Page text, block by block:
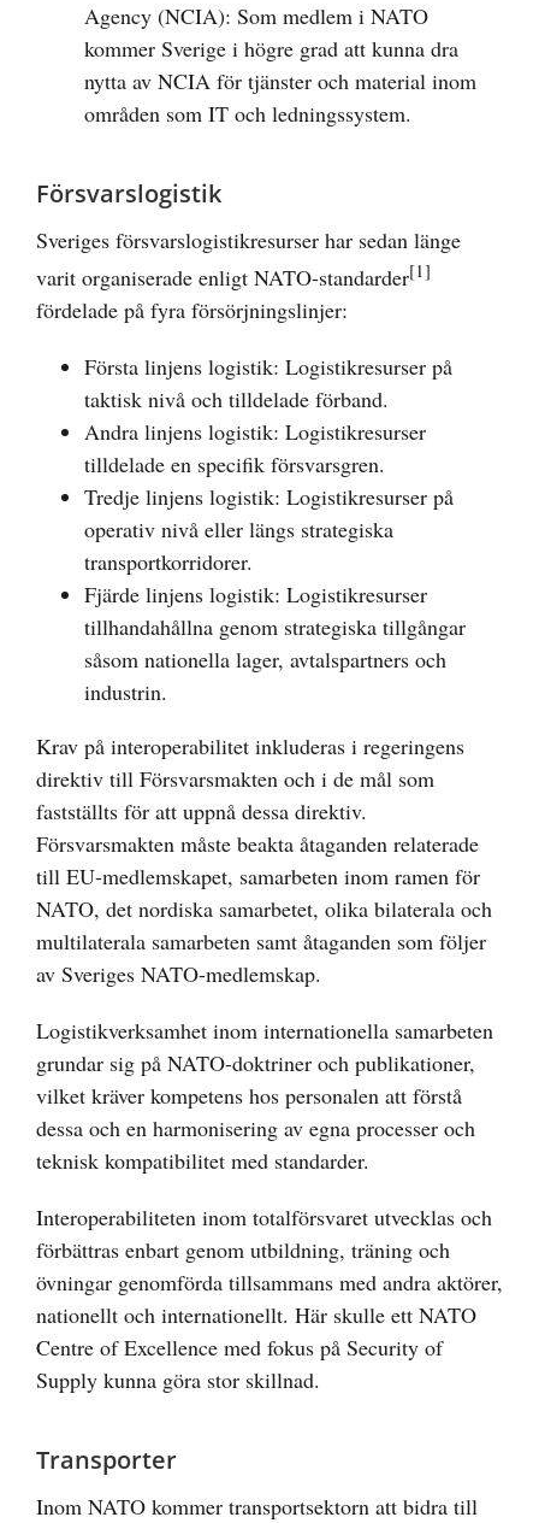
Agency (NCIA): Som medlem i NATO
kommer Sverige i högre grad att kunna dra
nytta av NCIA för tjänster och material inom
områden som IT och ledningssystem.
Försvarslogistik
Sveriges försvarslogistikresurser har sedan länge
varit organiserade enligt NATO-standarder[1]
fördelade på fyra försörjningslinjer:
Första linjens logistik: Logistikresurser på
taktisk nivå och tilldelade förband.
Andra linjens logistik: Logistikresurser
tilldelade en specifik försvarsgren.
Tredje linjens logistik: Logistikresurser på
operativ nivå eller längs strategiska
transportkorridorer.
Fjärde linjens logistik: Logistikresurser
tillhandahållna genom strategiska tillgångar
såsom nationella lager, avtalspartners och
industrin.
Krav på interoperabilitet inkluderas i regeringens
direktiv till Försvarsmakten och i de mål som
fastställts för att uppnå dessa direktiv.
Försvarsmakten måste beakta åtaganden relaterade
till EU-medlemskapet, samarbeten inom ramen för
NATO, det nordiska samarbetet, olika bilaterala och
multilaterala samarbeten samt åtaganden som följer
av Sveriges NATO-medlemskap.
Logistikverksamhet inom internationella samarbeten
grundar sig på NATO-doktriner och publikationer,
vilket kräver kompetens hos personalen att förstå
dessa och en harmonisering av egna processer och
teknisk kompatibilitet med standarder.
Interoperabiliteten inom totalförsvaret utvecklas och
förbättras enbart genom utbildning, träning och
övningar genomförda tillsammans med andra aktörer,
nationellt och internationellt. Här skulle ett NATO
Centre of Excellence med fokus på Security of
Supply kunna göra stor skillnad.
Transporter
Inom NATO kommer transportsektorn att bidra till